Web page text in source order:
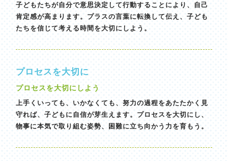
子どもたちが自分で意思決定して行動することにより、自己
肯定感が高まります。プラスの言葉に転換して伝え、子ども
たちを信じて考える時間を大切にしよう。
プロセスを大切に
プロセスを大切にしよう
上手くいっても、いかなくても、努力の過程をあたたかく見
守れば、子どもに自信が芽生えます。プロセスを大切にし、
物事に本気で取り組む姿勢、困難に立ち向かう力を育もう。